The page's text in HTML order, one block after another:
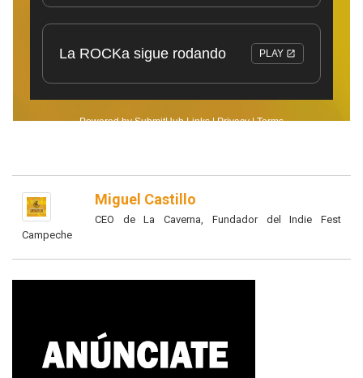
Miguel Castillo
CEO de La Caverna, Fundador del Indie Fest
Campeche